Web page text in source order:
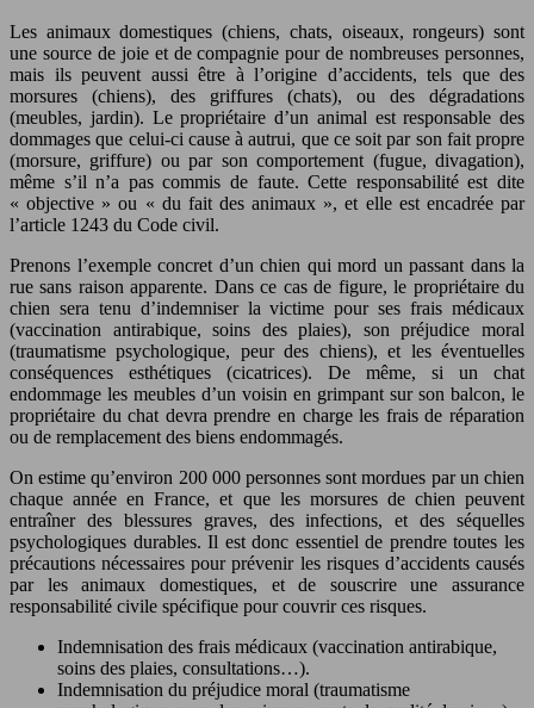
Les animaux domestiques (chiens, chats, oiseaux, rongeurs) sont
une source de joie et de compagnie pour de nombreuses personnes,
mais ils peuvent aussi être à l’origine d’accidents, tels que des
morsures (chiens), des griffures (chats), ou des dégradations
(meubles, jardin). Le propriétaire d’un animal est responsable des
dommages que celui-ci cause à autrui, que ce soit par son fait propre
(morsure, griffure) ou par son comportement (fugue, divagation),
même s’il n’a pas commis de faute. Cette responsabilité est dite
« objective » ou « du fait des animaux », et elle est encadrée par
l’article 1243 du Code civil.
Prenons l’exemple concret d’un chien qui mord un passant dans la
rue sans raison apparente. Dans ce cas de figure, le propriétaire du
chien sera tenu d’indemniser la victime pour ses frais médicaux
(vaccination antirabique, soins des plaies), son préjudice moral
(traumatisme psychologique, peur des chiens), et les éventuelles
conséquences esthétiques (cicatrices). De même, si un chat
endommage les meubles d’un voisin en grimpant sur son balcon, le
propriétaire du chat devra prendre en charge les frais de réparation
ou de remplacement des biens endommagés.
On estime qu’environ 200 000 personnes sont mordues par un chien
chaque année en France, et que les morsures de chien peuvent
entraîner des blessures graves, des infections, et des séquelles
psychologiques durables. Il est donc essentiel de prendre toutes les
précautions nécessaires pour prévenir les risques d’accidents causés
par les animaux domestiques, et de souscrire une assurance
responsabilité civile spécifique pour couvrir ces risques.
Indemnisation des frais médicaux (vaccination antirabique,
soins des plaies, consultations…).
Indemnisation du préjudice moral (traumatisme